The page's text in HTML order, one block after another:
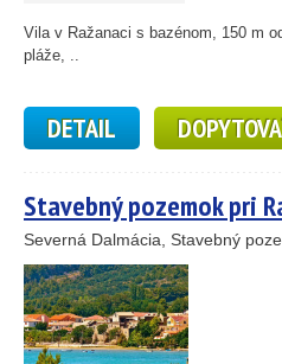
Vila v Ražanaci s bazénom, 150 m
pláže, ..
DETAIL
Stavebný pozemok pri
Severná Dalmácia, Stavebný